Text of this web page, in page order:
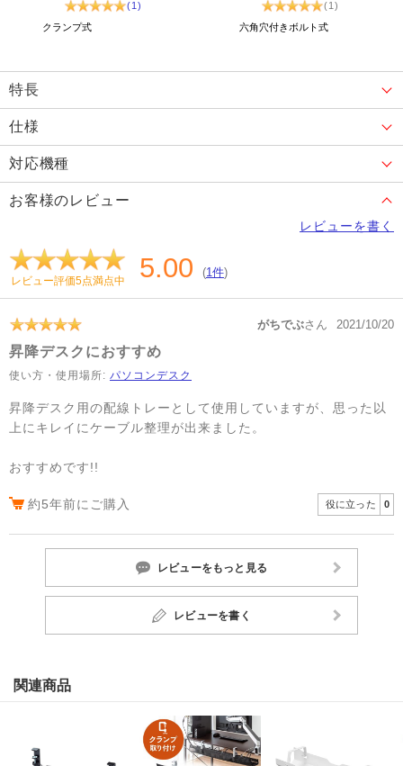
(1)
クランプ式
(1)
六角穴付きボルト式
特長
仕様
対応機種
お客様のレビュー
レビューを書く
レビュー評価5点満点中 5.00 (1件)
がちでぶさん 2021/10/20
昇降デスクにおすすめ
使い方・使用場所: パソコンデスク
昇降デスク用の配線トレーとして使用していますが、思った以
上にキレイにケーブル整理が出来ました。
おすすめです!!
約5年前にご購入 役に立った 0
レビューをもっと見る
レビューを書く
関連商品